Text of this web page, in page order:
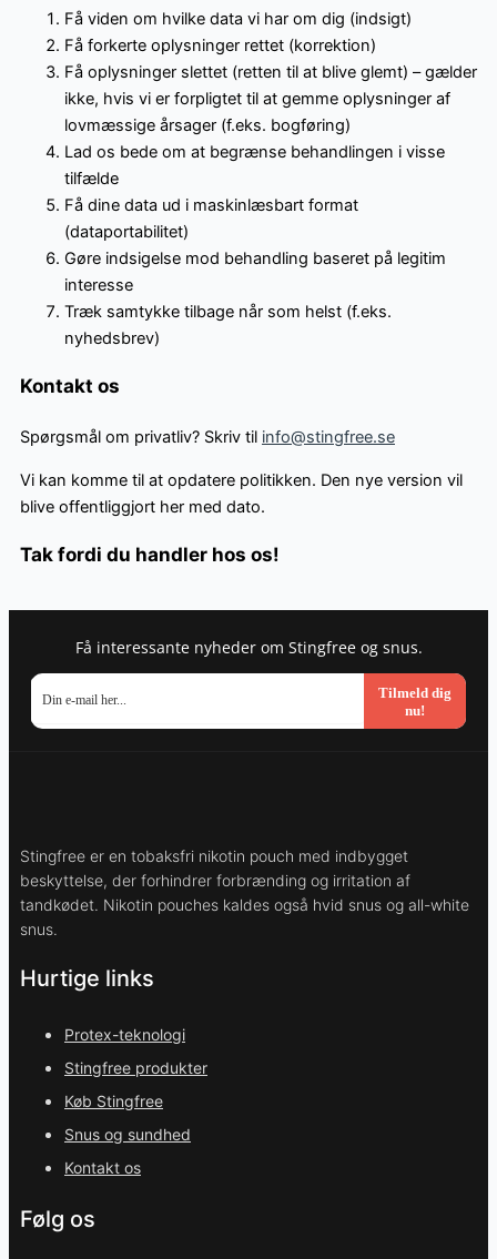
Få viden om hvilke data vi har om dig (indsigt)
Få forkerte oplysninger rettet (korrektion)
Få oplysninger slettet (retten til at blive glemt) – gælder
ikke, hvis vi er forpligtet til at gemme oplysninger af
lovmæssige årsager (f.eks. bogføring)
Lad os bede om at begrænse behandlingen i visse
tilfælde
Få dine data ud i maskinlæsbart format
(dataportabilitet)
Gøre indsigelse mod behandling baseret på legitim
interesse
Træk samtykke tilbage når som helst (f.eks.
nyhedsbrev)
Kontakt os
Spørgsmål om privatliv? Skriv til info@stingfree.se
Vi kan komme til at opdatere politikken. Den nye version vil
blive offentliggjort her med dato.
Tak fordi du handler hos os!
Få interessante nyheder om Stingfree og snus.
Tilmeld dig
nu!
Stingfree er en tobaksfri nikotin pouch med indbygget
beskyttelse, der forhindrer forbrænding og irritation af
tandkødet. Nikotin pouches kaldes også hvid snus og all-white
snus.
Hurtige links
Protex-teknologi
Stingfree produkter
Køb Stingfree
Snus og sundhed
Kontakt os
Følg os